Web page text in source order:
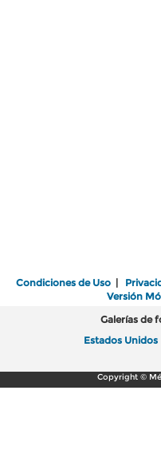
Condiciones de Uso |
Versión
Galerías de
Estados Unidos
Copyright ©